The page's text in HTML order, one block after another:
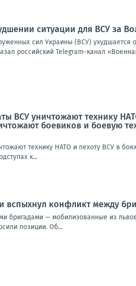
ситуации для ВСУ за
сил Украины (ВСУ) ухудшается
российский Telegram-канал
ВСУ уничтожают технику
боевиков и боевую
технику НАТО и пехоту ВСУ в
к...
вспыхнул конфликт между
бригадами — мобилизованные из
позиции. Об...